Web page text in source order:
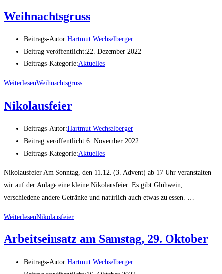
Weihnachtsgruss
Beitrags-Autor:Hartmut Wechselberger
Beitrag veröffentlicht:22. Dezember 2022
Beitrags-Kategorie:Aktuelles
WeiterlesenWeihnachtsgruss
Nikolausfeier
Beitrags-Autor:Hartmut Wechselberger
Beitrag veröffentlicht:6. November 2022
Beitrags-Kategorie:Aktuelles
Nikolausfeier Am Sonntag, den 11.12. (3. Advent) ab 17 Uhr veranstalten
wir auf der Anlage eine kleine Nikolausfeier. Es gibt Glühwein,
verschiedene andere Getränke und natürlich auch etwas zu essen. …
WeiterlesenNikolausfeier
Arbeitseinsatz am Samstag, 29. Oktober
Beitrags-Autor:Hartmut Wechselberger